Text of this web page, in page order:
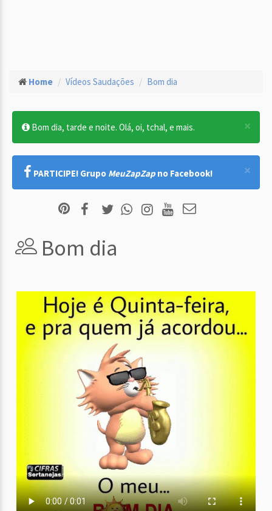
Home Vídeos Saudações Bom dia
×
Bom dia, tarde e noite. Olá, oi, tchal, e mais.
×
PARTICIPE! Grupo MeuZapZap no Facebook!
Bom dia